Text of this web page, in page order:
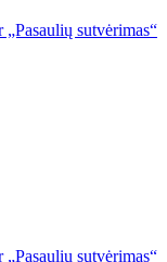
sutvėrimas“
sutvėrimas“